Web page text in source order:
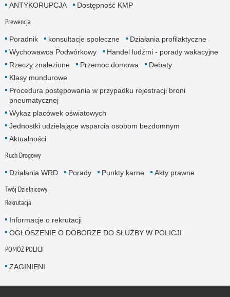
ANTYKORUPCJA
Dostępność KMP
Prewencja
Poradnik konsultacje społeczne
Działania profilaktyczne
Wychowawca Podwórkowy
Handel ludźmi - porady wakacyjne
Rzeczy znalezione
Przemoc domowa
Debaty
Klasy mundurowe
Procedura postępowania w przypadku rejestracji broni
pneumatycznej
Wykaz placówek oświatowych
Jednostki udzielające wsparcia osobom bezdomnym
Aktualności
Ruch Drogowy
Działania WRD Porady Punkty karne Akty prawne
Twój Dzielnicowy
Rekrutacja
Informacje o rekrutacji
OGŁOSZENIE O DOBORZE DO SŁUŻBY W POLICJI
POMÓŻ POLICJI
ZAGINIENI